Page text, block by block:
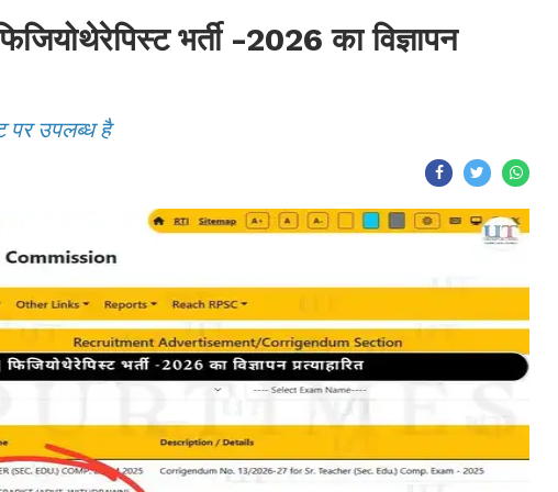
भर्ती -2026 का विज्ञापन
पर उपलब्ध है